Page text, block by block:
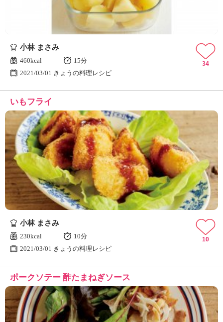
小林 まさみ
460kcal
15分
2021/03/01 きょうの料理レシピ
34
いもフライ
小林 まさみ
230kcal
10分
2021/03/01 きょうの料理レシピ
10
ポークソテー 酢たまねぎソース